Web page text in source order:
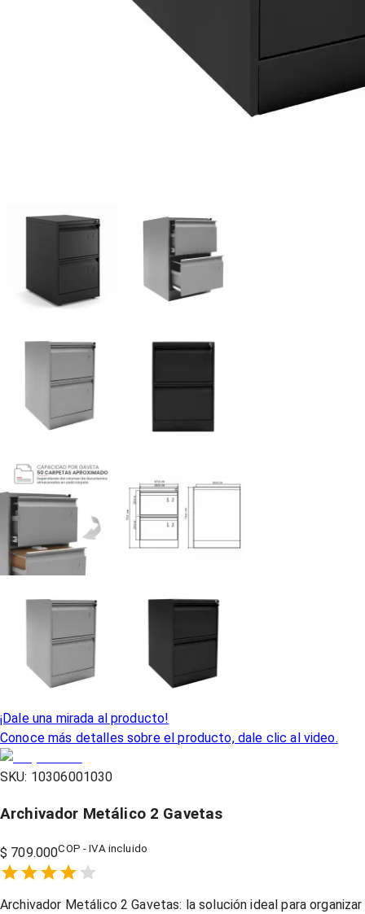
¡Dale una mirada al producto!
Conoce más detalles sobre el producto, dale clic al video.
SKU: 10306001030
Archivador Metálico 2 Gavetas
$ 709.000COP - IVA incluido
1 Star,
2 Stars,
3 Stars,
4 Stars,
5 Stars,
Archivador Metálico 2 Gavetas: la solución ideal para organizar